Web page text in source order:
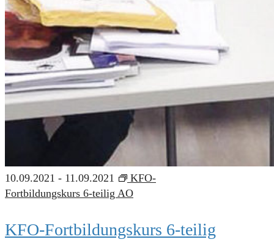
10.09.2021 - 11.09.2021
KFO-
Fortbildungskurs 6-teilig AO
KFO-Fortbildungskurs 6-teilig